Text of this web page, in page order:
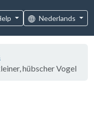
Nederlands
hübscher Vogel